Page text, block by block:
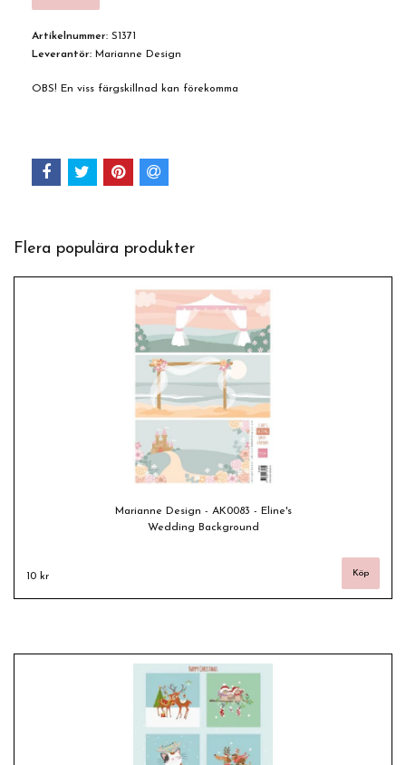
Artikelnummer: S1371
Leverantör: Marianne Design
OBS! En viss färgskillnad kan förekomma
Flera populära produkter
Marianne Design - AK0083 - Eline's
Wedding Background
10 kr